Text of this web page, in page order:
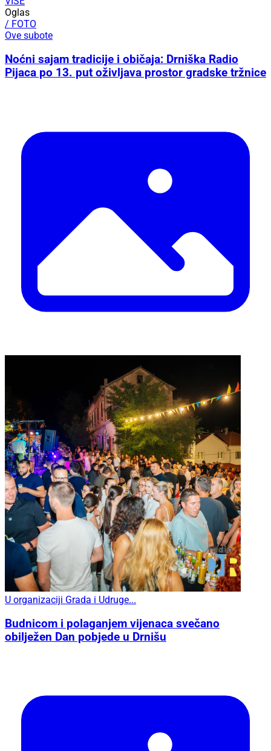
Oglas
/ FOTO
Ove subote
Noćni sajam tradicije i običaja: Drniška Radio
Pijaca po 13. put oživljava prostor gradske tržnice
U organizaciji Grada i Udruge...
Budnicom i polaganjem vijenaca svečano
obilježen Dan pobjede u Drnišu